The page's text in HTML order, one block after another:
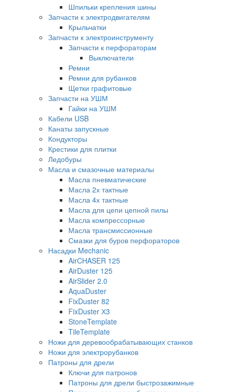
Шпильки крепления шины
Запчасти к электродвигателям
Крыльчатки
Запчасти к электроинструменту
Запчасти к перфораторам
Выключатели
Ремни
Ремни для рубанков
Щетки графитовые
Запчасти на УШМ
Гайки на УШМ
Кабели USB
Канаты запускные
Кондукторы
Крестики для плитки
Ледобуры
Масла и смазочные материалы
Масла пневматические
Масла 2х тактные
Масла 4х тактные
Масла для цепи цепной пилы
Масла компрессорные
Масла трансмиссионные
Смазки для буров перфораторов
Насадки Mechanic
AirCHASER 125
AirDuster 125
AirSlider 2.0
AquaDuster
FixDuster 82
FixDuster Х3
StoneTemplate
TileTemplate
Ножи для деревообрабатывающих станков
Ножи для электрорубанков
Патроны для дрели
Ключи для патронов
Патроны для дрели быстрозажимные